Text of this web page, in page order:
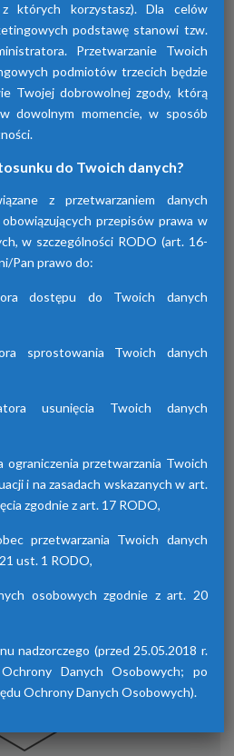
adsorpcyjne
się do osuszania
adsorpcji wilgoci. Są
seriach. Każda z nich
z serii HDB
i adsorpcyjnego,
kosztami eksploatacji,
trybu pracy lato/zima
których korzystasz). Dla celów
podstawę stanowi tzw.
Przetwarzanie Twoich
podmiotów trzecich będzie
Twojej dobrowolnej zgody, którą
dowolnym momencie, w sposób
do Twoich danych?
z przetwarzaniem danych
przepisów prawa w
w szczególności RODO (art. 16-
Pan prawo do:
dostępu do Twoich danych
sprostowania Twoich danych
usunięcia Twoich danych
ograniczenia przetwarzania Twoich
i na zasadach wskazanych w art.
zgodnie z art. 17 RODO,
przetwarzania Twoich danych
ust. 1 RODO,
osobowych zgodnie z art. 20
nadzorczego (przed 25.05.2018 r.
Danych Osobowych; po
Ochrony Danych Osobowych).